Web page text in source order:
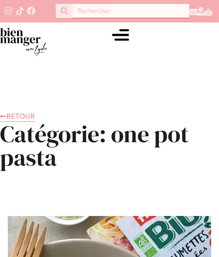
RETOUR
Catégorie: one pot
pasta